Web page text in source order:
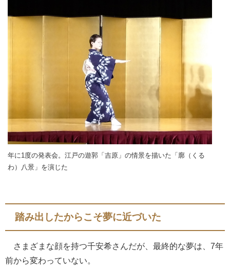
年に1度の発表会。江戸の遊郭「吉原」の情景を描いた「廓（くる
わ）八景」を演じた
踏み出したからこそ夢に近づいた
さまざまな顔を持つ千安希さんだが、最終的な夢は、7年
前から変わっていない。